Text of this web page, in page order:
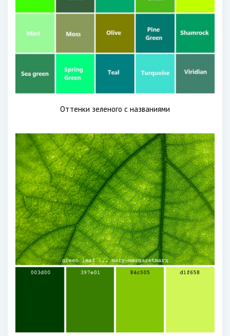
Оттенки зеленого с названиями